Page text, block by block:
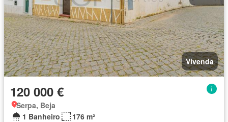
Vivenda
120 000 €
Serpa, Beja
1 Banheiro
176 m²